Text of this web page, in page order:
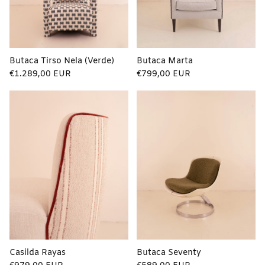
Butaca Tirso Nela (Verde)
Precio
€1.289,00 EUR
Butaca Marta
Precio
€799,00 EUR
Casilda Rayas
Butaca Seventy